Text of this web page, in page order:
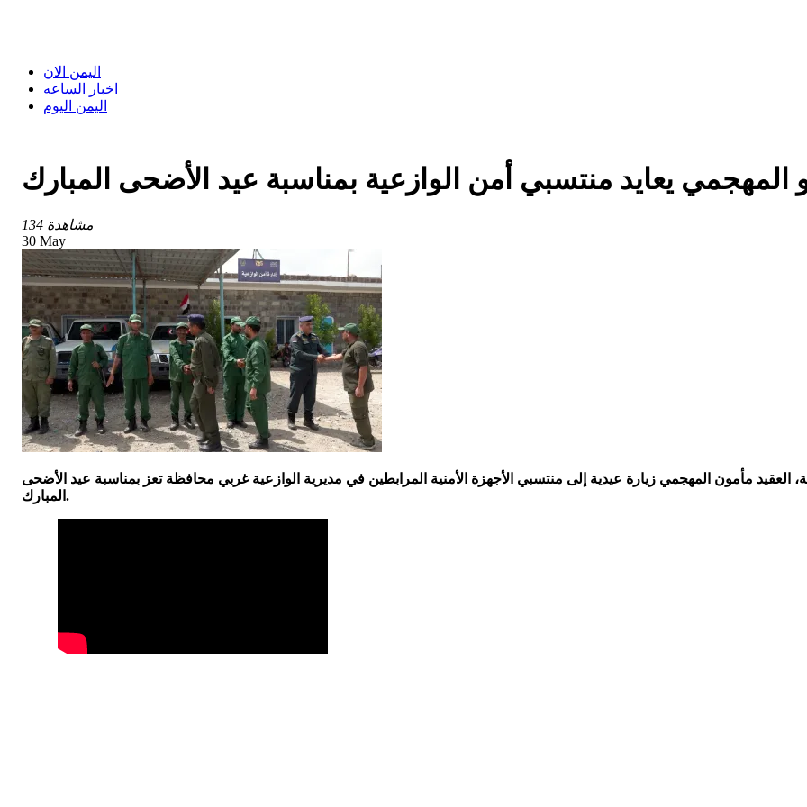
اليمن الان
اخبار الساعه
اليمن اليوم
المهجمي يعايد منتسبي أمن الوازعية بمناسبة عيد الأضحى المبارك
134 مشاهدة
30 May
مأمون المهجمي زيارة عيدية إلى منتسبي الأجهزة الأمنية المرابطين في مديرية الوازعية غربي محافظة تعز بمناسبة عيد الأضحى
المبارك.